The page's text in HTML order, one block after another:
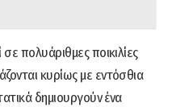
πολυάριθμες ποικιλίες
κυρίως με εντόσθια
δημιουργούν ένα